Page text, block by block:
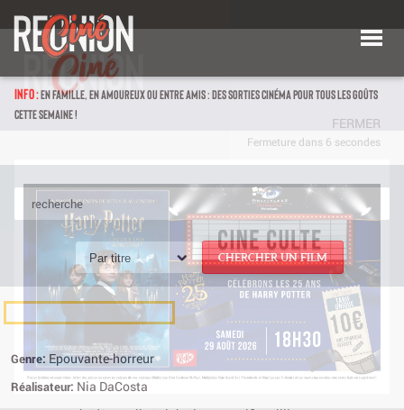
INFO :EN FAMILLE, EN AMOUREUX OU ENTRE AMIS : DES SORTIES CINÉMA POUR TOUS LES GOÛTS
CETTE SEMAINE !
Par titre CHERCHER UN FILM
Genre: Epouvante-horreur
Réalisateur: Nia DaCosta